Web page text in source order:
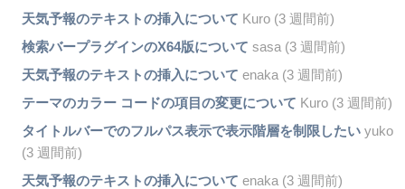
天気予報のテキストの挿入について Kuro (3 週間前)
検索バープラグインのX64版について sasa (3 週間前)
天気予報のテキストの挿入について enaka (3 週間前)
テーマのカラー コードの項目の変更について Kuro (3 週間前)
タイトルバーでのフルパス表示で表示階層を制限したいyuko
(3 週間前)
天気予報のテキストの挿入について enaka (3 週間前)